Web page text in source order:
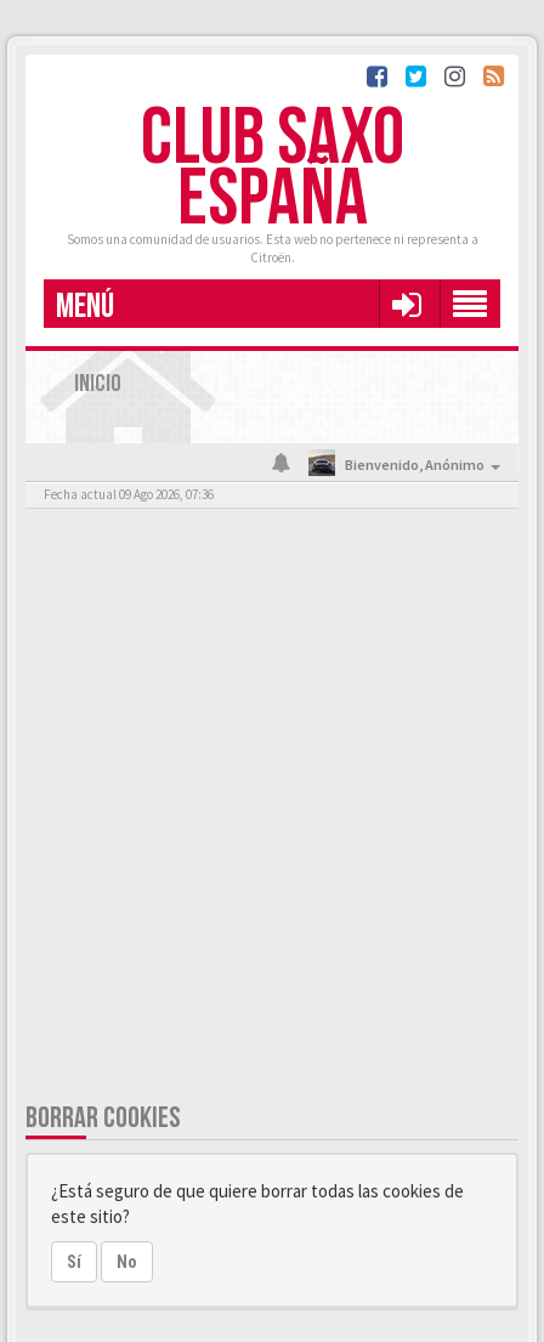
CLUB SAXO
ESPAÑA
Somos una comunidad de usuarios. Esta web no pertenece ni representa a
Citroën.
MENÚ
INICIO
Bienvenido,Anónimo
Fecha actual 09 Ago 2026, 07:36
BORRAR COOKIES
¿Está seguro de que quiere borrar todas las cookies de
este sitio?
Sí No